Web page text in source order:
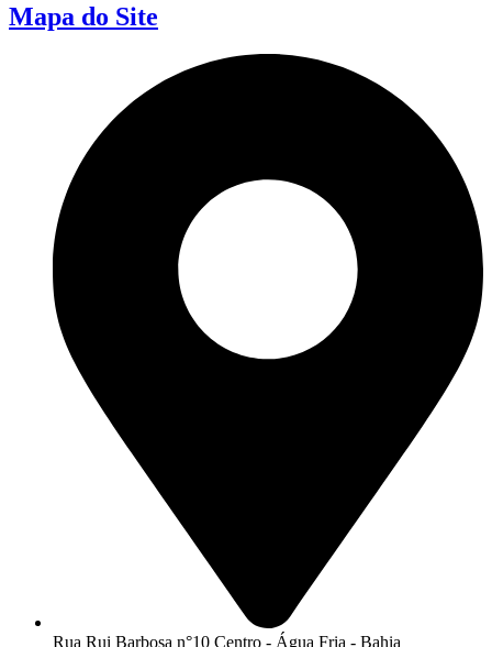
Mapa do Site
Rua Rui Barbosa n°10 Centro - Água Fria - Bahia